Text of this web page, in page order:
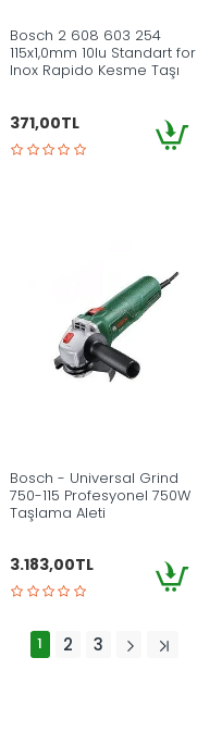
Bosch 2 608 603 254
115x1,0mm 10lu Standart for
Inox Rapido Kesme Taşı
371,00TL
Bosch - Universal Grind
750-115 Profesyonel 750W
Taşlama Aleti
3.183,00TL
1 2 3